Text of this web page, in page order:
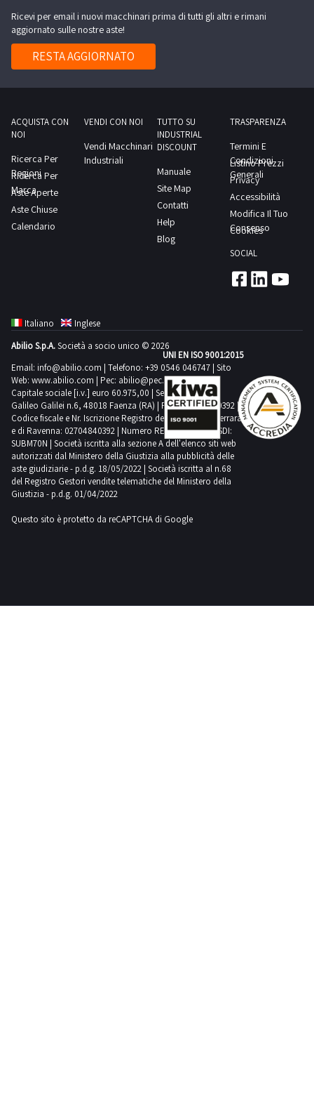
Ricevi per email i nuovi macchinari prima di tutti gli altri e rimani
aggiornato sulle nostre aste!
RESTA AGGIORNATO
ACQUISTA CON
NOI
Ricerca Per
Regioni
Ricerca Per
Marca
Aste Aperte
Aste Chiuse
Calendario
VENDI CON NOI
Vendi Macchinari
Industriali
TUTTO SU
INDUSTRIAL
DISCOUNT
Manuale
Site Map
Contatti
Help
Blog
TRASPARENZA
Termini E
Condizioni
Generali
Listino Prezzi
Privacy
Accessibilità
Modifica Il Tuo
Consenso
Cookies
SOCIAL
Italiano
Inglese
Abilio S.p.A.Società a socio unico © 2026
Email: info@abilio.com | Telefono: +39 0546 046747 | Sito
Web: www.abilio.com | Pec: abilio@pec.illimity.com
Capitale sociale [i.v.] euro 60.975,00 | Sede legale in Via
Galileo Galilei n.6, 48018 Faenza (RA) | P.IVA: 02704840392 |
Codice fiscale e Nr. Iscrizione Registro delle Imprese di Ferrara
e di Ravenna: 02704840392 | Numero REA RA 224830 | SDI:
SUBM70N | Società iscritta alla sezione A dell'elenco siti web
autorizzati dal Ministero della Giustizia alla pubblicità delle
aste giudiziarie - p.d.g. 18/05/2022 | Società iscritta al n.68
del Registro Gestori vendite telematiche del Ministero della
Giustizia - p.d.g. 01/04/2022
Questo sito è protetto da reCAPTCHA di Google
UNI EN ISO 9001:2015